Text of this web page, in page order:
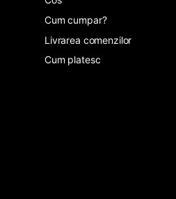
Cum cumpar?
Livrarea comenzilor
Cum platesc